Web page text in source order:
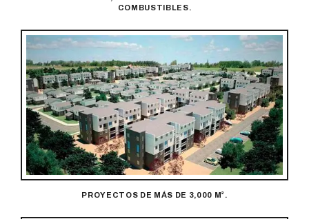
COMBUSTIBLES.
PROYECTOS DE MÁS DE 3,000 M².